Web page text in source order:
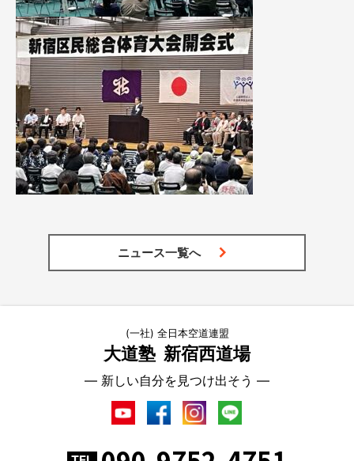
ニュース一覧へ
(一社) 全日本空道連盟
大道塾 新宿西道場
― 新しい自分を見つけ出そう ―